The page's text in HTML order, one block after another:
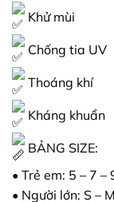
Khử mùi
Chống tia UV
Thoáng khí
Kháng khuẩn
BẢNG SIZE:
• Trẻ em: 5 – 7 –
• Người lớn: S –